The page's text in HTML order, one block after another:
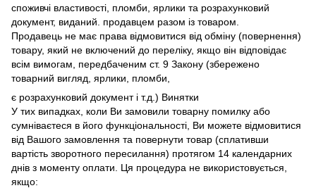
споживчі властивості, пломби, ярлики та розрахунковий
документ, виданий. продавцем разом із товаром.
Продавець не має права відмовитися від обміну (повернення)
товару, який не включений до переліку, якщо він відповідає
всім вимогам, передбаченим ст. 9 Закону (збережено
товарний вигляд, ярлики, пломби,
є розрахунковий документ і т.д.) Винятки
У тих випадках, коли Ви замовили товарну помилку або
сумніваєтеся в його функціональності, Ви можете відмовитися
від Вашого замовлення та повернути товар (сплативши
вартість зворотного пересилання) протягом 14 календарних
днів з моменту оплати. Ця процедура не використовується,
якщо: